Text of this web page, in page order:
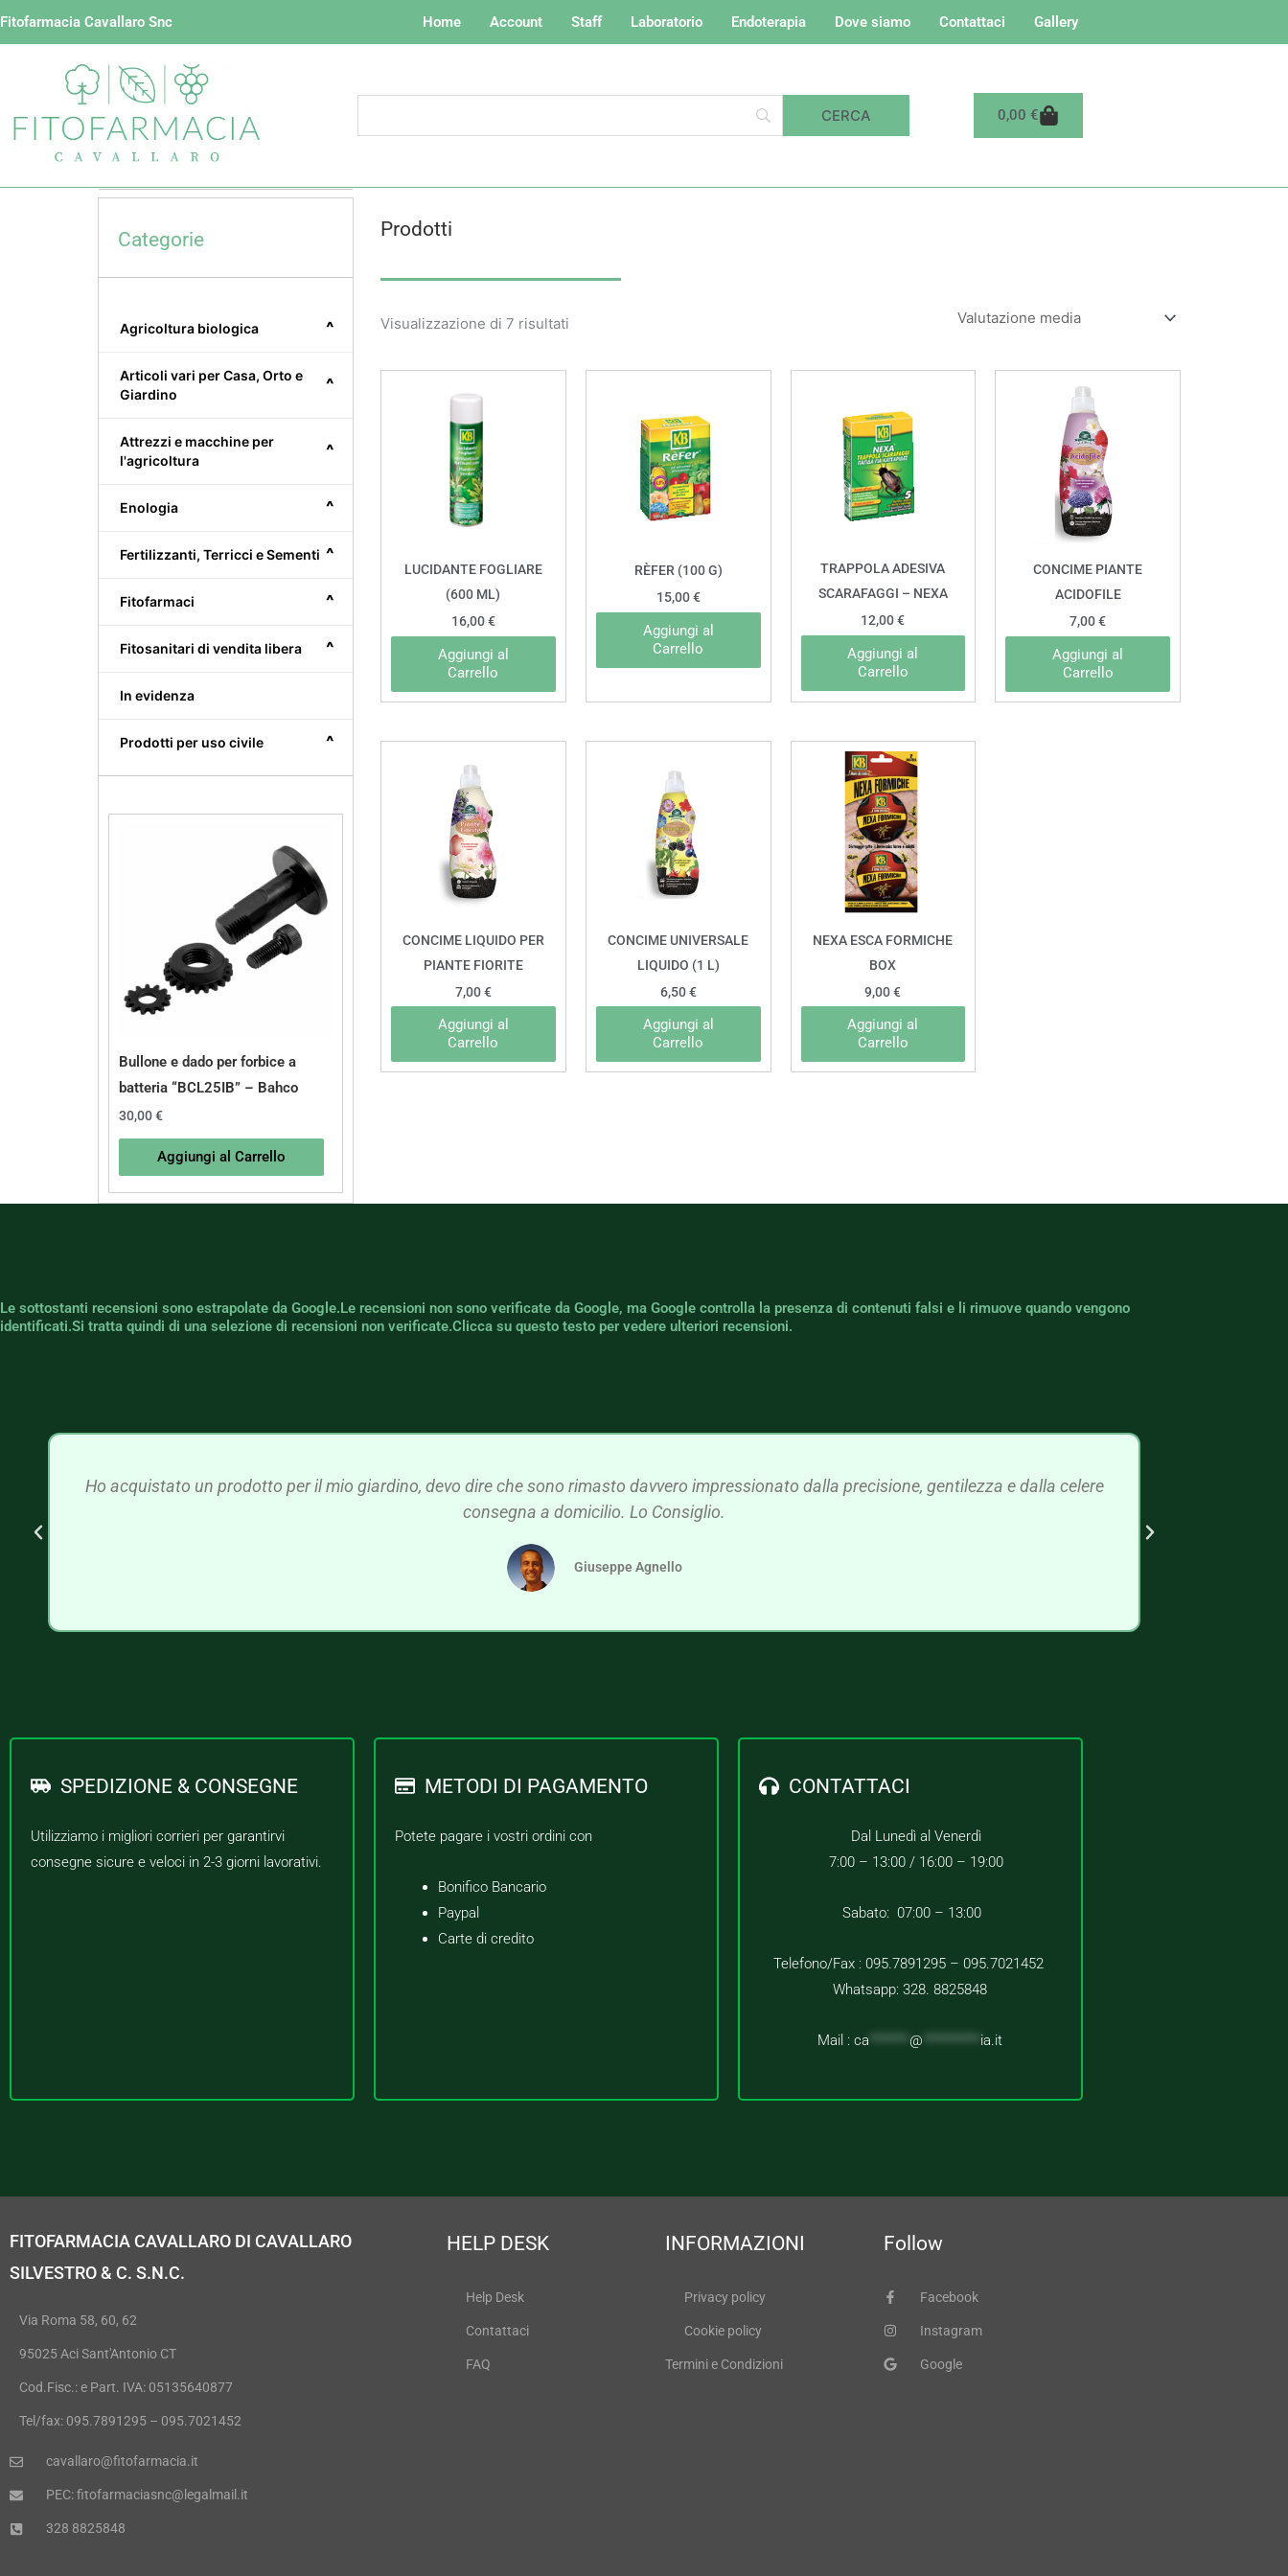
Vai
Fitofarmacia Cavallaro Snc Home Account Staff Laboratorio Endoterapia Dove siamo Contattaci Gallery
0,00 €Carrello
Categorie
^
Agricoltura biologica
^
Articoli vari per Casa, Orto e
Giardino
^
Attrezzi e macchine per
l'agricoltura
^
Enologia
^
Fertilizzanti, Terricci e Sementi
^
Fitofarmaci
^
Fitosanitari di vendita libera
In evidenza
^
Prodotti per uso civile
Bullone e dado per forbice a
batteria “BCL25IB” – Bahco
30,00€
Aggiungi al Carrello
Prodotti
Visualizzazione di 7 risultati
LUCIDANTE FOGLIARE
(600 ML)
16,00€
Aggiungi al
Carrello
RÈFER (100 G)
15,00€
Aggiungi al
Carrello
TRAPPOLA ADESIVA
SCARAFAGGI – NEXA
12,00€
Aggiungi al
Carrello
CONCIME PIANTE
ACIDOFILE
7,00€
Aggiungi al
Carrello
CONCIME LIQUIDO PER
PIANTE FIORITE
7,00€
Aggiungi al
Carrello
CONCIME UNIVERSALE
LIQUIDO (1 L)
6,50€
Aggiungi al
Carrello
NEXA ESCA FORMICHE
BOX
9,00€
Aggiungi al
Carrello
Le sottostanti recensioni sono estrapolate da Google.Le recensioni non sono verificate da Google, ma Google controlla la presenza di contenuti falsi e li rimuove quando vengono
identificati.Si tratta quindi di una selezione di recensioni non verificate.Clicca su questo testo per vedere ulteriori recensioni.
Ho acquistato un prodotto per il mio giardino, devo dire che sono rimasto davvero impressionato dalla precisione, gentilezza e dalla celere
consegna a domicilio. Lo Consiglio.
Giuseppe Agnello
SPEDIZIONE & CONSEGNE
Utilizziamo i migliori corrieri per garantirvi
consegne sicure e veloci in 2-3 giorni lavorativi.
METODI DI PAGAMENTO
Potete pagare i vostri ordini con
Bonifico Bancario
Paypal
Carte di credito
CONTATTACI
Dal Lunedì al Venerdì
7:00 – 13:00 / 16:00 – 19:00
Sabato: 07:00 – 13:00
Telefono/Fax : 095.7891295 – 095.7021452
Whatsapp: 328. 8825848
Mail :ca *******@ ia.it
FITOFARMACIA CAVALLARO DI CAVALLARO
SILVESTRO & C. S.N.C.
Via Roma 58, 60, 62
95025 Aci Sant'Antonio CT
Cod.Fisc.: e Part. IVA: 05135640877
Tel/fax: 095.7891295 – 095.7021452
cavallaro@fitofarmacia.it
PEC: fitofarmaciasnc@legalmail.it
328 8825848
HELP DESK
Help Desk
Contattaci
FAQ
INFORMAZIONI
Privacy policy
Cookie policy
Termini e Condizioni
Follow
Facebook
Instagram
Google